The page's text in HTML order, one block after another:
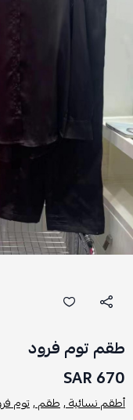
طقم توم فرود
670 SAR
أطقم نسائية ,طقم ,توم